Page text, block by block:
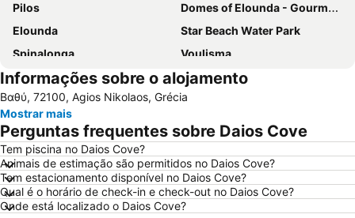
Pilos
Domes of Elounda - Gourmet Festival
Elounda
Star Beach Water Park
Spinalonga
Voulisma
Almyros
Agios Nikolaos
Malia
Anissaras
Kato Zakros
Listi Spilios
Voulisma
Ammoudi
Myrtos
Praisos
Analipsi
Kato Gouves
Informações sobre o alojamento
Βαθύ, 72100, Agios Nikolaos, Grécia
Mostrar mais
Perguntas frequentes sobre Daios Cove
Tem piscina no Daios Cove?
Animais de estimação são permitidos no Daios Cove?
Tem estacionamento disponível no Daios Cove?
Qual é o horário de check-in e check-out no Daios Cove?
Onde está localizado o Daios Cove?